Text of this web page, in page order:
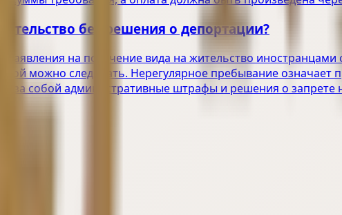
без решения о депортации?
на получение вида на жительство
можно следовать. Нерегулярное пребывание означает
за собой административные штрафы и решения о запрете